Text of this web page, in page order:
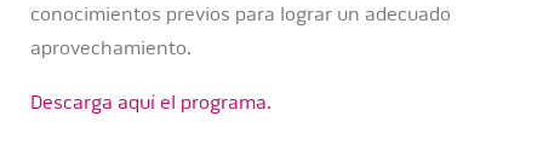
conocimientos previos para lograr un adecuado
aprovechamiento.
Descarga aquí el programa.